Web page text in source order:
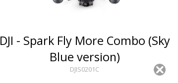
DJI - Spark Fly More Combo (Sky
Blue version)
DJIS0201C